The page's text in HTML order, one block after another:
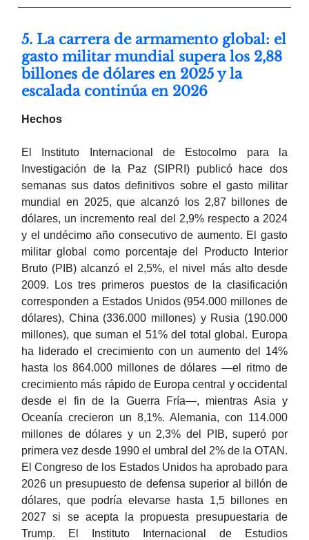
5. La carrera de armamento global: el
gasto militar mundial supera los 2,88
billones de dólares en 2025 y la
escalada continúa en 2026
Hechos
El Instituto Internacional de Estocolmo para la
Investigación de la Paz (SIPRI) publicó hace dos
semanas sus datos definitivos sobre el gasto militar
mundial en 2025, que alcanzó los 2,87 billones de
dólares, un incremento real del 2,9% respecto a 2024
y el undécimo año consecutivo de aumento. El gasto
militar global como porcentaje del Producto Interior
Bruto (PIB) alcanzó el 2,5%, el nivel más alto desde
2009. Los tres primeros puestos de la clasificación
corresponden a Estados Unidos (954.000 millones de
dólares), China (336.000 millones) y Rusia (190.000
millones), que suman el 51% del total global. Europa
ha liderado el crecimiento con un aumento del 14%
hasta los 864.000 millones de dólares —el ritmo de
crecimiento más rápido de Europa central y occidental
desde el fin de la Guerra Fría—, mientras Asia y
Oceanía crecieron un 8,1%. Alemania, con 114.000
millones de dólares y un 2,3% del PIB, superó por
primera vez desde 1990 el umbral del 2% de la OTAN.
El Congreso de los Estados Unidos ha aprobado para
2026 un presupuesto de defensa superior al billón de
dólares, que podría elevarse hasta 1,5 billones en
2027 si se acepta la propuesta presupuestaria de
Trump. El Instituto Internacional de Estudios